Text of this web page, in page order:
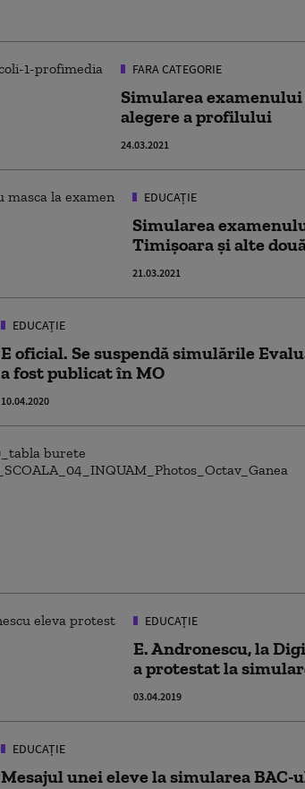
FARA CATEGORIE
Simularea
alegere a profilului
24.03.2021
EDUCAȚIE
Simularea
Timișoara și alte
21.03.2021
EDUCAȚIE
E oficial. Se suspendă simulările
a fost publicat în MO
10.04.2020
EDUCAȚIE
E. Andronescu, la
a protestat la
03.04.2019
EDUCAȚIE
Mesajul unei eleve la simularea BAC-